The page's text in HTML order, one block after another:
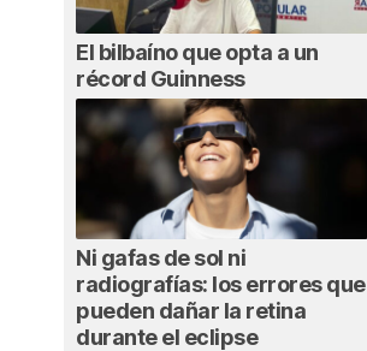
El bilbaíno que opta a un
récord Guinness
Ni gafas de sol ni
radiografías: los errores que
pueden dañar la retina
durante el eclipse